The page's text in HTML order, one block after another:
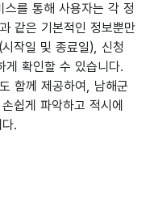
를 통해 사용자는 각 정
같은 기본적인 정보뿐만
작일 및 종료일), 신청
게 확인할 수 있습니다.
함께 제공하여, 남해군
쉽게 파악하고 적시에
.